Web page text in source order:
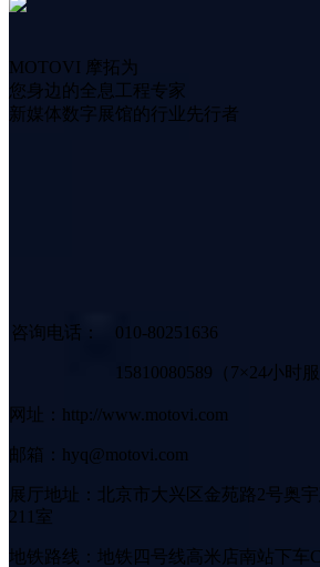
MOTOVI 摩拓为
您身边的全息工程专家
新媒体数字展馆的行业先行者
咨询电话： 010-80251636
15810080589（7×24小时服
网址：http://www.motovi.com
邮箱：hyq@motovi.com
展厅地址：北京市大兴区金苑路2号奥
211室
地铁路线：地铁四号线高米店南站下车